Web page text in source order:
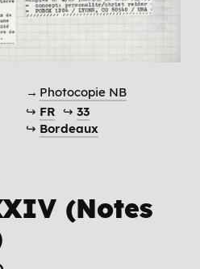
→ Photocopie NB
↪ FR ↪ 33
↪ Bordeaux
(Notes